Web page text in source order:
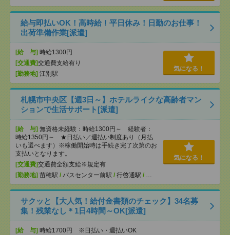
給与即払いOK！高時給！平日休み！日勤のお仕事！
出荷準備作業[派遣]
[給 与] 時給1300円
[交通費]交通費支給有り
[勤務地] 江別駅
気になる！
札幌市中央区【週3日～】ホテルライクな高齢者マン
ションで生活サポート[派遣]
[給 与] 無資格未経験：時給1300円～ 経験者：
時給1350円～ ★日払い／週払い制度あり（月払
いも選べます）※稼働開始時は手続き完了次第のお
支払いとなります。
[交通費]交通費全額支給※規定有
[勤務地] 苗穂駅 / バスセンター前駅 / 行啓通駅 / …
気になる！
サクッと【大人気！給付金書類のチェック】34名募
集！残業なし＊1日4時間～OK[派遣]
[給 与] 時給1700円 ※日払い・週払いOK